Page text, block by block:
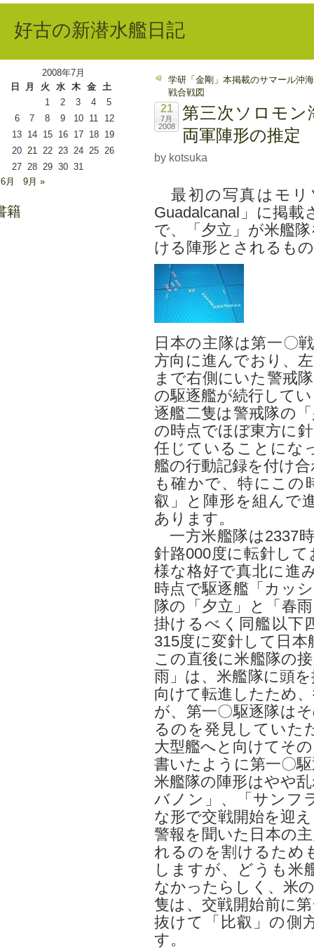
好古の新潜水艦日記
学研「金剛」本掲載のサマール沖海
戦合戦図
21
7月
2008
第三次ソロモ
両軍陣形の推定
by kotsuka
最初の写真はモリ
Guadalcanal」に掲
で、「夕立」が米艦
ける陣形とされるも
日本の主隊は第一〇
方向に進んでおり、
まで右側にいた警戒
の駆逐艦が続行して
逐艦二隻は警戒隊の
の時点でほぼ東方に
任じていることにな
艦の行動記録を付け
も確かで、特にこの
叡」と陣形を組んで
あります。
一方米艦隊は2337
針路000度に転針し
様な格好で真北に進
時点で駆逐艦「カッ
隊の「夕立」と「春
掛けるべく同艦以下
315度に変針して日
この直後に米艦隊の
雨」は、米艦隊に頭
向けて転進したため
が、第一〇駆逐隊は
るのを発見していた
大型艦へと向けてそ
書いたように第一〇
米艦隊の陣形はやや
バノン」、「サンフ
な形で交戦開始を迎
警報を聞いた日本の
れるのを割けるため
しますが、どうも米
なかったらしく、米
隻は、交戦開始前に
抜けて「比叡」の側
す。
2008年7月
日
月 火 水 木 金
土
1
2 3 4
5
6
7 8 9 10 11
12
13 14 15 16 17 18
19
20 21 22 23 24 25 26
27 28 29 30 31
月
9月 »
籍